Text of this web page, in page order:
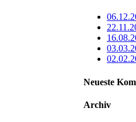
Neueste
Archiv